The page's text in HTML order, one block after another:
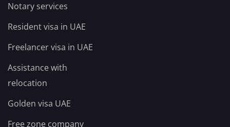
Notary services
Resident visa in UAE
Freelancer visa in UAE
Assistance with
relocation
Golden visa UAE
Free zone company